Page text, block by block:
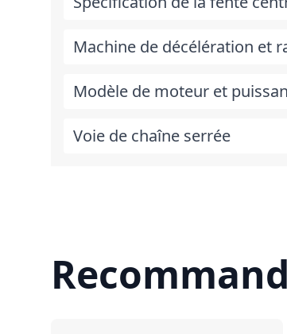
Machine de décélération et
Modèle de moteur et
Voie de chaîne serrée